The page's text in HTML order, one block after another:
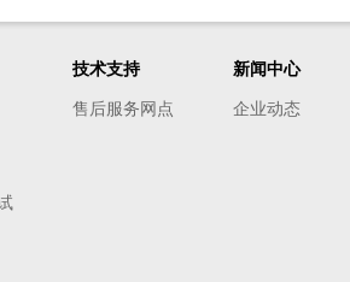
技术支持
售后服务网点
新闻中心
企业动态